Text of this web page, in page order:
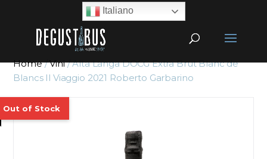
Home/Vini/ Alta Langa DOCG Extra Brut Blanc de
Blancs Il Viaggio 2021 Roberto Garbarino
Italiano